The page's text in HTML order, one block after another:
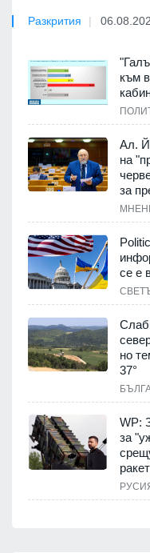
Разкрития
към
Ал.
на
за
се е
но
37°
WP:
за